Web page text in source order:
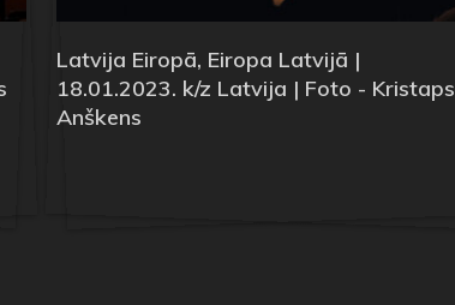
Latvija Eiropā, Eiropa Latvijā |
18.01.2023. k/z Latvija | Foto - Kristaps
Anškens